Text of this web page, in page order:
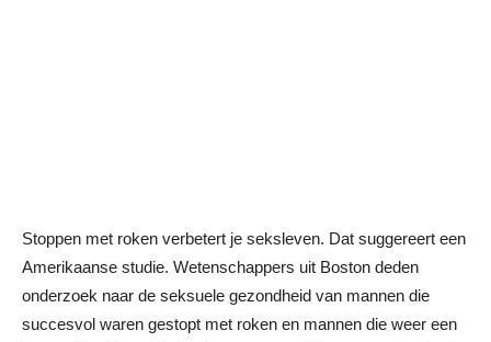
Stoppen met roken verbetert je seksleven. Dat suggereert een
Amerikaanse studie. Wetenschappers uit Boston deden
onderzoek naar de seksuele gezondheid van mannen die
succesvol waren gestopt met roken en mannen die weer een